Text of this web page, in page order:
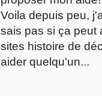
Voila depuis peu,
sais pas si ça peut
sites histoire de
aider quelqu'un...